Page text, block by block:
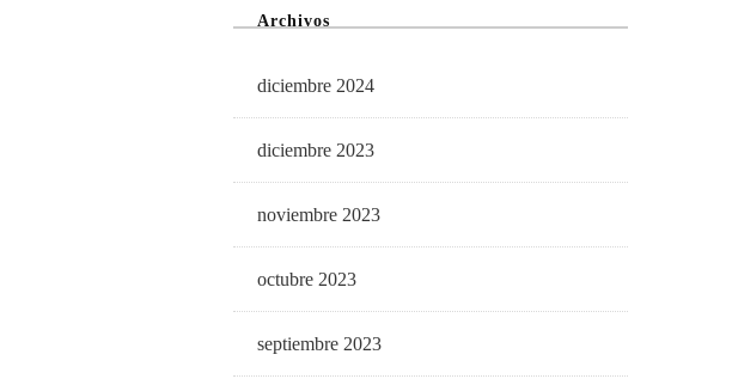
Archivos
diciembre 2024
diciembre 2023
noviembre 2023
octubre 2023
septiembre 2023